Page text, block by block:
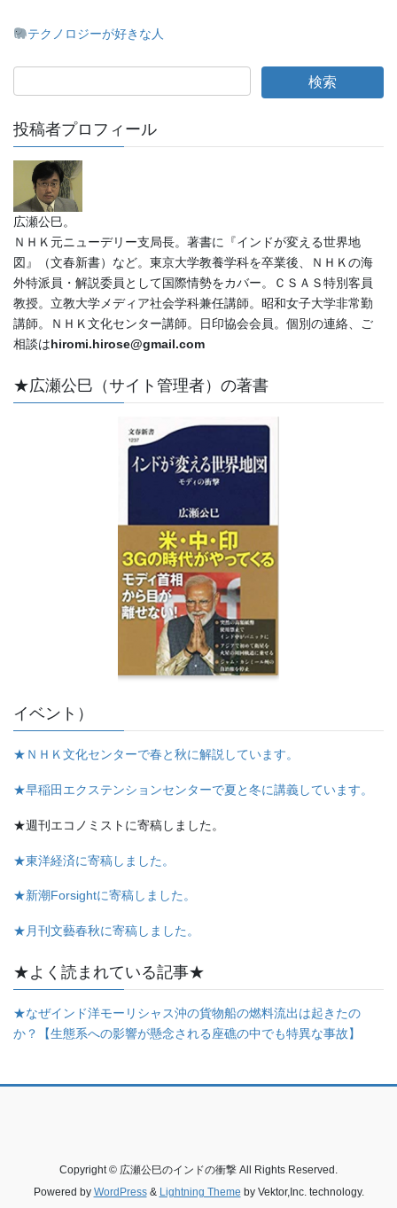
テクノロジーが好きな人
投稿者プロフィール
広瀬公巳。
ＮＨＫ元ニューデリー支局長。著書に『インドが変える世界地
図』（文春新書）など。東京大学教養学科を卒業後、ＮＨＫの海
外特派員・解説委員として国際情勢をカバー。ＣＳＡＳ特別客員
教授。立教大学メディア社会学科兼任講師。昭和女子大学非常勤
講師。ＮＨＫ文化センター講師。日印協会会員。個別の連絡、ご
相談はhiromi.hirose@gmail.com
★広瀬公巳（サイト管理者）の著書
イベント）
★ＮＨＫ文化センターで春と秋に解説しています。
★早稲田エクステンションセンターで夏と冬に講義しています。
★週刊エコノミストに寄稿しました。
★東洋経済に寄稿しました。
★新潮Forsightに寄稿しました。
★月刊文藝春秋に寄稿しました。
★よく読まれている記事★
★なぜインド洋モーリシャス沖の貨物船の燃料流出は起きたの
か？【生態系への影響が懸念される座礁の中でも特異な事故】
Copyright © 広瀬公巳のインドの衝撃 All Rights Reserved.
Powered by WordPress& Lightning Theme by Vektor,Inc. technology.